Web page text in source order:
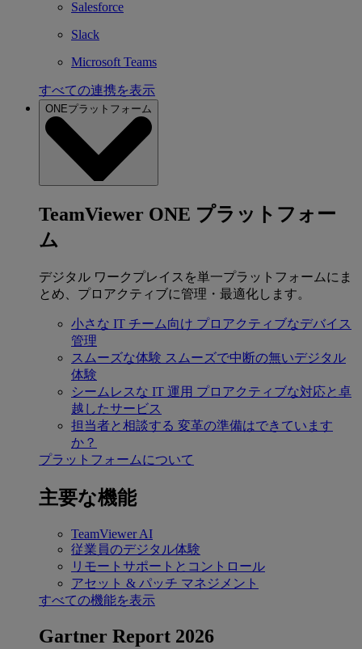
Salesforce
Slack
Microsoft Teams
すべての連携を表示
ONEプラットフォーム
TeamViewer ONE プラットフォー
ム
デジタル ワークプレイスを単一プラットフォームにま
とめ、プロアクティブに管理・最適化します。
小さな IT チーム向け プロアクティブなデバイス
管理
スムーズな体験 スムーズで中断の無いデジタル
体験
シームレスな IT 運用 プロアクティブな対応と卓
越したサービス
担当者と相談する 変革の準備はできています
か？
プラットフォームについて
主要な機能
TeamViewer AI
従業員のデジタル体験
リモートサポートとコントロール
アセット & パッチ マネジメント
すべての機能を表示
Gartner Report 2026